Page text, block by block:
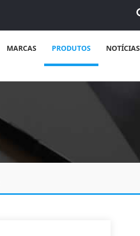
MARCAS PRODUTOS NOTÍCIAS